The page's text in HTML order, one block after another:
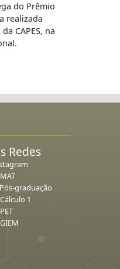
do Prêmio
realizada
CAPES, na
Redes
graduação
1